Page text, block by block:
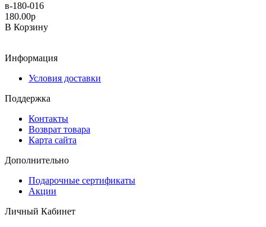
в-180-016
180.00р
В Корзину
Информация
Условия доставки
Поддержка
Контакты
Возврат товара
Карта сайта
Дополнительно
Подарочные сертификаты
Акции
Личный Кабинет